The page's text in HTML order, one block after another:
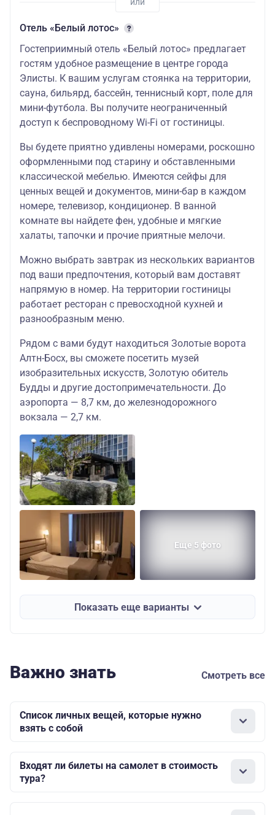
Отель «Белый лотос»
Гостеприимный отель «Белый лотос» предлагает
гостям удобное размещение в центре города
Элисты. К вашим услугам стоянка на территории,
сауна, бильярд, бассейн, теннисный корт, поле для
мини-футбола. Вы получите неограниченный
доступ к беспроводному Wi-Fi от гостиницы.
Вы будете приятно удивлены номерами, роскошно
оформленными под старину и обставленными
классической мебелью. Имеются сейфы для
ценных вещей и документов, мини-бар в каждом
номере, телевизор, кондиционер. В ванной
комнате вы найдете фен, удобные и мягкие
халаты, тапочки и прочие приятные мелочи.
Можно выбрать завтрак из нескольких вариантов
под ваши предпочтения, который вам доставят
напрямую в номер. На территории гостиницы
работает ресторан с превосходной кухней и
разнообразным меню.
Рядом с вами будут находиться Золотые ворота
Алтн-Босх, вы сможете посетить музей
изобразительных искусств, Золотую обитель
Будды и другие достопримечательности. До
аэропорта — 8,7 км, до железнодорожного
вокзала — 2,7 км.
Еще 5 фото
Показать еще варианты
Важно знать Смотреть все
Список личных вещей, которые нужно
взять с собой
Входят ли билеты на самолет в стоимость
тура?